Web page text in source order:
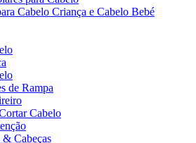
Cabelo Criança e Cabelo Bebé
de Rampa
Cabelo
& Cabeças